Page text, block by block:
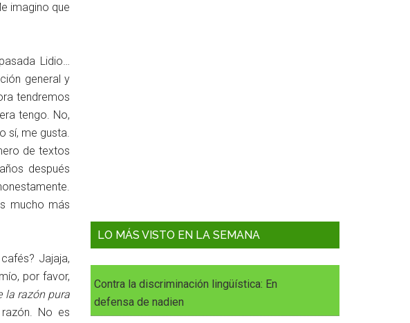
imagino que
Lidio…
general y
tendremos
tengo. No,
sí, me gusta.
de textos
después
mucho más
Jajaja,
por favor,
la razón pura
No es
LO MÁS VISTO EN LA SEMANA
Contra la discriminación lingüística: En
defensa de nadien